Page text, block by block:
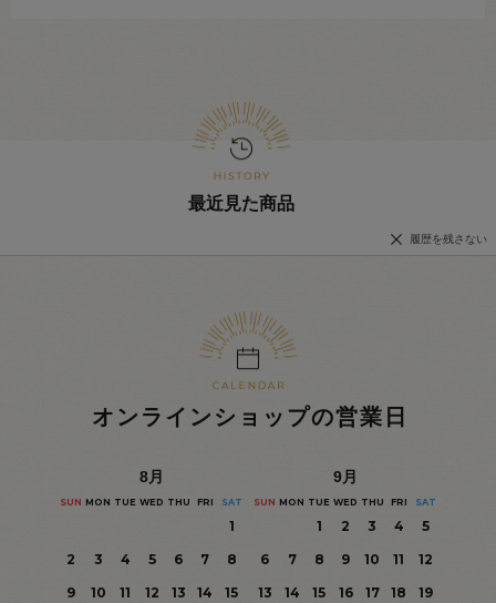
最近見た商品
履歴を残さない
オンラインショップの営業日
8月
SUN MON TUE WED THU FRI SAT
1
2
3 4 5 6 7
8
9
10 11 12 13 14
15
9月
SUN MON TUE WED THU FRI SAT
1 2 3 4
5
6
7 8 9 10 11
12
13
14 15 16 17 18
19